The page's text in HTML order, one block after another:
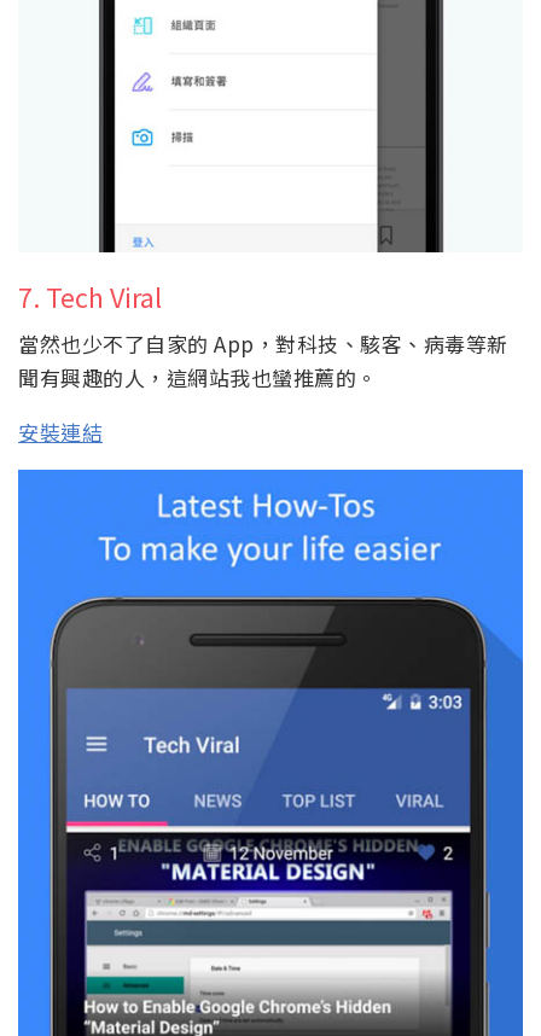
7. Tech Viral
當然也少不了自家的 App，對科技、駭客、病毒等新
聞有興趣的人，這網站我也蠻推薦的。
安裝連結